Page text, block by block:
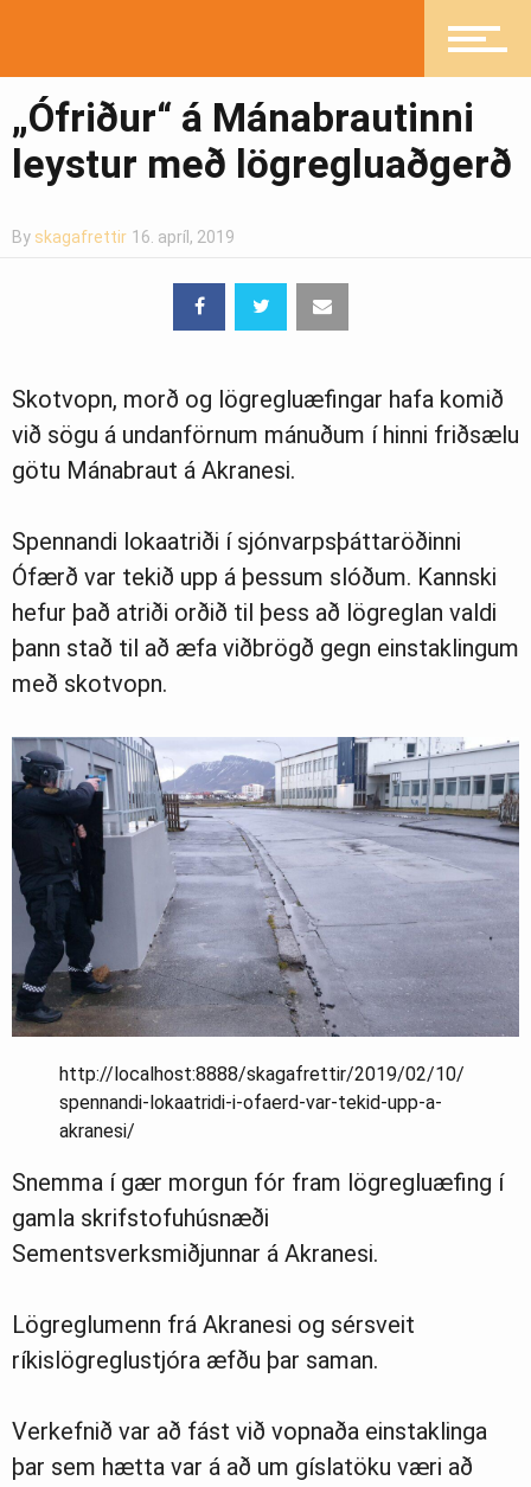
Heilsueflandi samfélag
Pistlar
Ljósmyndasafn
„Ófriður“ á Mánabrautinni
leystur með lögregluaðgerð
By skagafrettir 16. apríl, 2019
Skotvopn, morð og lögregluæfingar hafa komið
við sögu á undanförnum mánuðum í hinni friðsælu
götu Mánabraut á Akranesi.
Spennandi lokaatriði í sjónvarpsþáttaröðinni
Ófærð var tekið upp á þessum slóðum. Kannski
hefur það atriði orðið til þess að lögreglan valdi
þann stað til að æfa viðbrögð gegn einstaklingum
með skotvopn.
http://localhost:8888/skagafrettir/2019/02/10/
spennandi-lokaatridi-i-ofaerd-var-tekid-upp-a-
akranesi/
Snemma í gær morgun fór fram lögregluæfing í
gamla skrifstofuhúsnæði
Sementsverksmiðjunnar á Akranesi.
Lögreglumenn frá Akranesi og sérsveit
ríkislögreglustjóra æfðu þar saman.
Verkefnið var að fást við vopnaða einstaklinga
þar sem hætta var á að um gíslatöku væri að